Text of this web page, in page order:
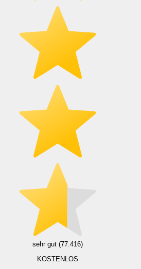
sehr gut (77.416)
KOSTENLOS